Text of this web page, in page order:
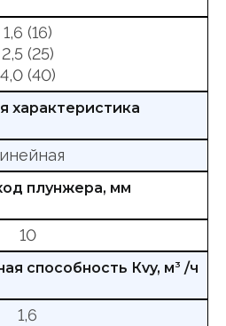
1,6 (16)
2,5 (25)
4,0 (40)
характеристика
плунжера, мм
10
способность Кvy, м3 /ч
1,6